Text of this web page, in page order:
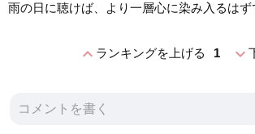
雨の日に聴けば、より一層心に染み入るはず
expand_lessランキングを上げる 1 expand_more